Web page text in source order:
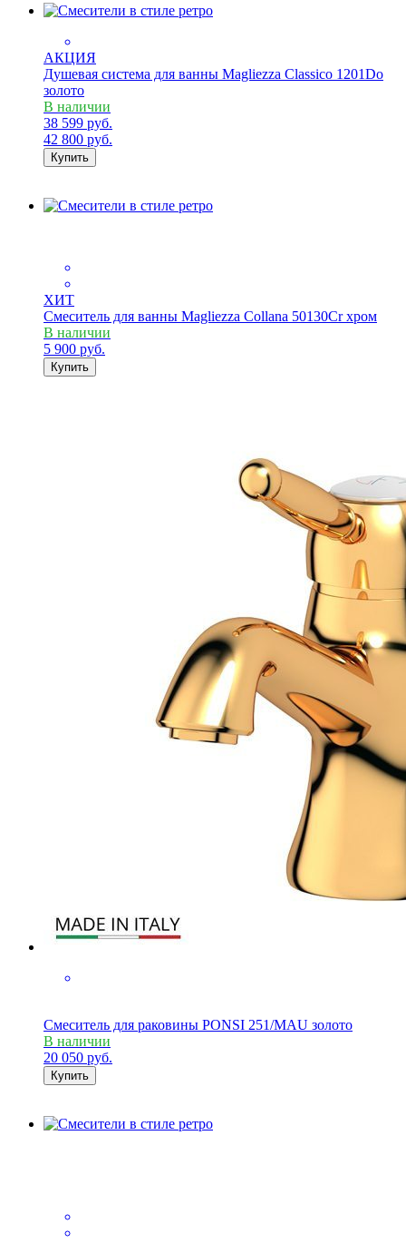
АКЦИЯ
Душевая система для ванны Magliezza Classico 1201Do
золото
В наличии
38 599 руб.
42 800 руб.
Купить
ХИТ
Смеситель для ванны Magliezza Collana 50130Cr хром
В наличии
5 900 руб.
Купить
Смеситель для раковины PONSI 251/MAU золото
В наличии
20 050 руб.
Купить